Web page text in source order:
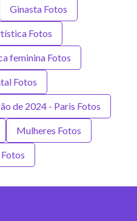
Ginasta Fotos
Fotos
feminina Fotos
Fotos
de 2024 - Paris Fotos
Mulheres Fotos